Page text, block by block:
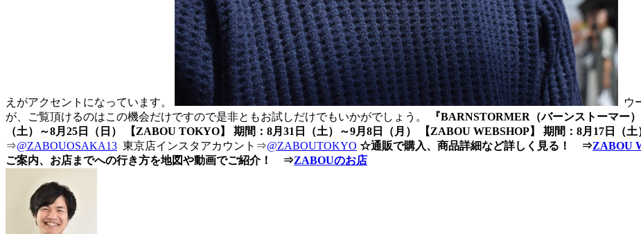
えがアクセントになっています。
ウ
が、ご覧頂けるのはこの機会だけですので是非ともお試しだけでもいかがでしょう。
『BARNSTORMER（バーンストーマー
（土）～8月25日（日） 【ZABOU TOKYO】 期間：8月31日（土）～9月8日（月） 【ZABOU WEBSHOP】 期間：8月17日（土
⇒@ZABOUOSAKA13 東京店インスタアカウント⇒@ZABOUTOKYO ☆通販で購入、商品詳細など詳しく見る！ ⇒ZABOU
ご案内、お店までへの行き方を地図や動画でご紹介！ ⇒ZABOUのお店